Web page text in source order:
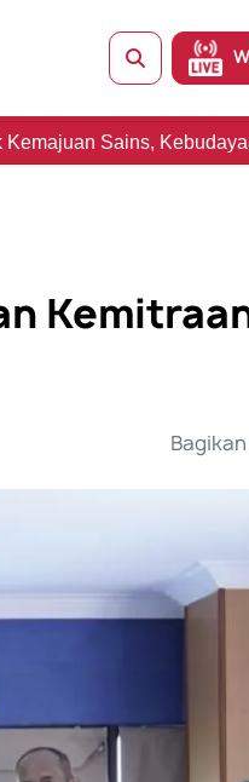
dan